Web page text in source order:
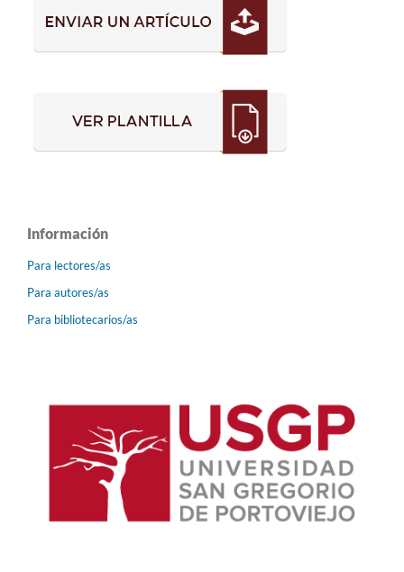
Información
Para lectores/as
Para autores/as
Para bibliotecarios/as